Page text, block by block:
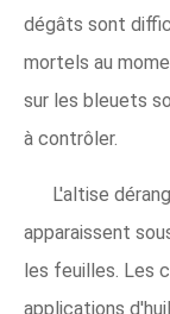
dégâts sont
mortels au
sur les bleuets
à contrôler.
L'altise
apparaissent
les feuilles. Les
applications